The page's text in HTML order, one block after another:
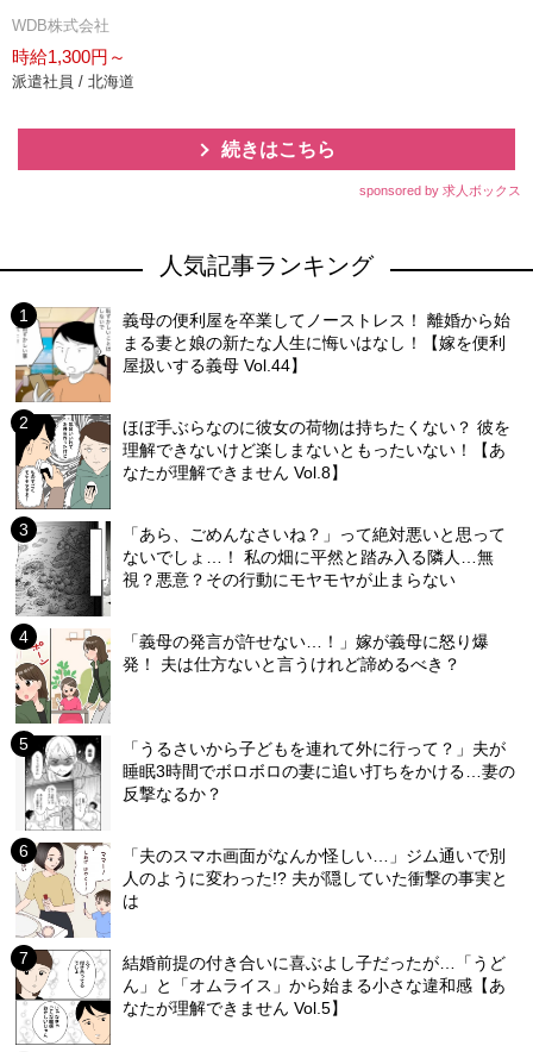
WDB株式会社
時給1,300円～
派遣社員 / 北海道
続きはこちら
sponsored by 求人ボックス
人気記事ランキング
義母の便利屋を卒業してノーストレス！ 離婚から始
まる妻と娘の新たな人生に悔いはなし！【嫁を便利
屋扱いする義母 Vol.44】
ほぼ手ぶらなのに彼女の荷物は持ちたくない？ 彼を
理解できないけど楽しまないともったいない！【あ
なたが理解できません Vol.8】
「あら、ごめんなさいね？」って絶対悪いと思って
ないでしょ…！ 私の畑に平然と踏み入る隣人…無
視？悪意？その行動にモヤモヤが止まらない
「義母の発言が許せない…！」嫁が義母に怒り爆
発！ 夫は仕方ないと言うけれど諦めるべき？
「うるさいから子どもを連れて外に行って？」夫が
睡眠3時間でボロボロの妻に追い打ちをかける…妻の
反撃なるか？
「夫のスマホ画面がなんか怪しい…」ジム通いで別
人のように変わった!? 夫が隠していた衝撃の事実と
は
結婚前提の付き合いに喜ぶよし子だったが…「うど
ん」と「オムライス」から始まる小さな違和感【あ
なたが理解できません Vol.5】